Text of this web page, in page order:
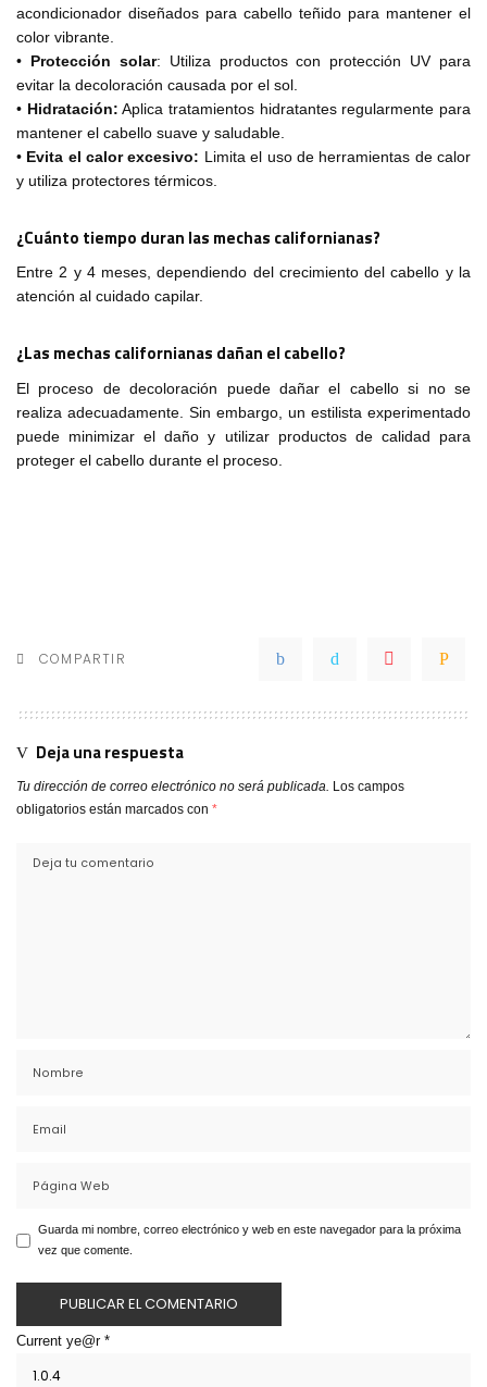
acondicionador diseñados para cabello teñido para mantener el
color vibrante.
•
Protección solar: Utiliza productos con protección UV para
evitar la decoloración causada por el sol.
• Hidratación: Aplica tratamientos hidratantes regularmente para
mantener el cabello suave y saludable.
• Evita el calor excesivo: Limita el uso de herramientas de calor
y utiliza protectores térmicos.
¿Cuánto tiempo duran las mechas californianas?
Entre 2 y 4 meses, dependiendo del crecimiento del cabello y la
atención al cuidado capilar.
¿Las mechas californianas dañan el cabello?
El proceso de decoloración puede dañar el cabello si no se
realiza adecuadamente. Sin embargo, un estilista experimentado
puede minimizar el daño y utilizar productos de calidad para
proteger el cabello durante el proceso.
COMPARTIR
Deja una respuesta
Tu dirección de correo electrónico no será publicada. Los campos
obligatorios están marcados con *
Guarda mi nombre, correo electrónico y web en este navegador para la próxima
vez que comente.
Current ye@r *